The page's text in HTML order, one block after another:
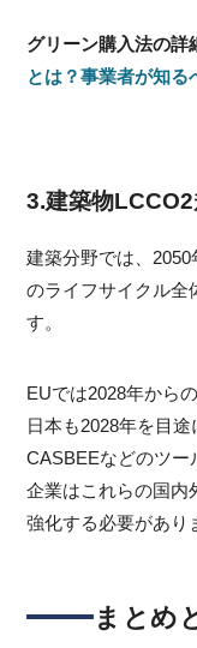
グリーン購入法の詳
とは？事業者が知る
3.建築物LCCO2
建築分野では、
のライフサイクル全
す。
EUでは2028年から
日本も2028年を目
CASBEEなどのツー
企業はこれらの国内
強化する必要があり
まとめ